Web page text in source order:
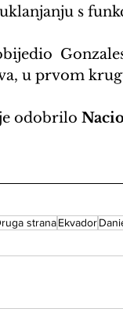
s
u prvom
odobrilo
stranaEkvador